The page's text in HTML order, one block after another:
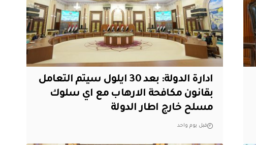
ادارة الدولة: بعد 30 ايلول سيتم التعامل
بقانون مكافحة الارهاب مع اي سلوك
مسلح خارج اطار الدولة
قبل يوم واحد